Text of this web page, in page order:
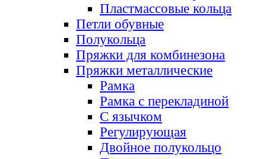
Пластмассовые кольца
Петли обувные
Полукольца
Пряжки для комбинезона
Пряжки металлические
Рамка
Рамка с перекладиной
С язычком
Регулирующая
Двойное полукольцо